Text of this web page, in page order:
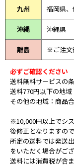
九州 福岡県
沖縄 沖縄県
離島 ※ご注文
必ずご確認ください
送料無料サービスの
送料770円以下の地
その他の地域：商品
※10,000円以上でシ
後修正となりますの
所定の送料では発送
をいただく場合がござ
送料には消費税が含ま